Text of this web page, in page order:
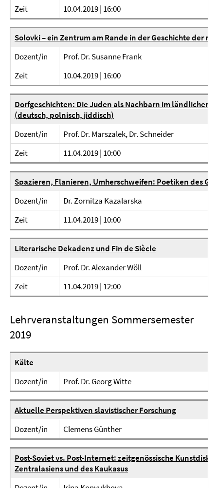
Zeit
10.04.2019 | 16:00
Solovki – ein Zentrum am Rande in der Geschichte der
Dozent/in
Prof. Dr. Susanne Frank
Zeit
10.04.2019 | 16:00
Dorfgeschichten: Die Juden als Nachbarn im ländlichen
(deutsch, polnisch, jiddisch)
Dozent/in
Prof. Dr. Marszalek, Dr. Schneider
Zeit
11.04.2019 | 10:00
Spazieren, Flanieren, Umherschweifen: Poetiken des
Dozent/in
Dr. Zornitza Kazalarska
Zeit
11.04.2019 | 10:00
Literarische Dekadenz und Fin de Siècle
Dozent/in
Prof. Dr. Alexander Wöll
Zeit
11.04.2019 | 12:00
Lehrveranstaltungen Sommersemester
2019
Kälte
Dozent/in
Prof. Dr. Georg Witte
Aktuelle Perspektiven slavistischer Forschung
Dozent/in
Clemens Günther
Post-Soviet vs. Post-Internet: zeitgenössische
Zentralasiens und des Kaukasus